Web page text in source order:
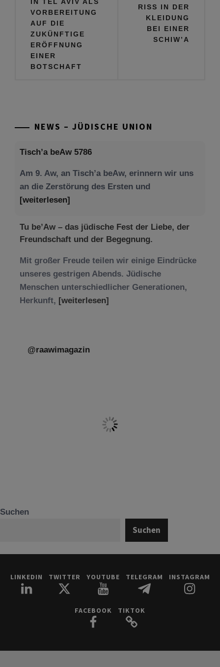
VORBEREITUNG
AUF DIE
ZUKÜNFTIGE
ERÖFFNUNG
EINER
BOTSCHAFT
RISS IN DER
KLEIDUNG
BEI EINER
SCHIW’A
NEWS – JÜDISCHE UNION
Tisch’a beAw 5786
Am 9. Aw, an Tisch’a beAw, erinnern wir uns
an die Zerstörung des Ersten und
[weiterlesen]
Tu be’Aw – das jüdische Fest der Liebe, der
Freundschaft und der Begegnung.
Mit großer Freude teilen wir einige Eindrücke
unseres gestrigen Abends. Jüdische
Menschen unterschiedlicher Generationen,
Herkunft, [weiterlesen]
@raawimagazin
Suchen
Suchen
LINKEDIN TWITTER YOUTUBE TELEGRAM INSTAGRAM
FACEBOOK TIKTOK